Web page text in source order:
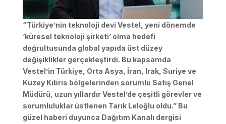
“Türkiye’nin teknoloji devi Vestel, yeni dönemde
‘küresel teknoloji şirketi’ olma hedefi
doğrultusunda global yapıda üst düzey
değişiklikler gerçekleştirdi. Bu kapsamda
Vestel’in Türkiye, Orta Asya, İran, Irak, Suriye ve
Kuzey Kıbrıs bölgelerinden sorumlu Satış Genel
Müdürü, uzun yıllardır Vestel’de çeşitli görevler ve
sorumluluklar üstlenen Tarık Leloğlu oldu.” Bu
güzel haberi duyunca Dağıtım Kanalı dergisi